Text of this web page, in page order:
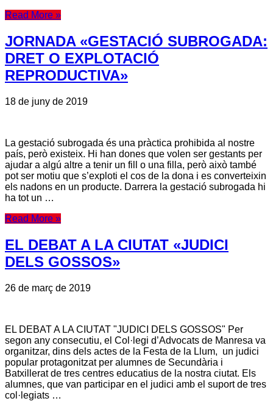
Read More »
JORNADA «GESTACIÓ SUBROGADA:
DRET O EXPLOTACIÓ
REPRODUCTIVA»
18 de juny de 2019
La gestació subrogada és una pràctica prohibida al nostre
país, però existeix. Hi han dones que volen ser gestants per
ajudar a algú altre a tenir un fill o una filla, però això també
pot ser motiu que s’exploti el cos de la dona i es converteixin
els nadons en un producte. Darrera la gestació subrogada hi
ha tot un …
Read More »
EL DEBAT A LA CIUTAT «JUDICI
DELS GOSSOS»
26 de març de 2019
EL DEBAT A LA CIUTAT "JUDICI DELS GOSSOS" Per
segon any consecutiu, el Col·legi d’Advocats de Manresa va
organitzar, dins dels actes de la Festa de la Llum, un judici
popular protagonitzat per alumnes de Secundària i
Batxillerat de tres centres educatius de la nostra ciutat. Els
alumnes, que van participar en el judici amb el suport de tres
col·legiats …